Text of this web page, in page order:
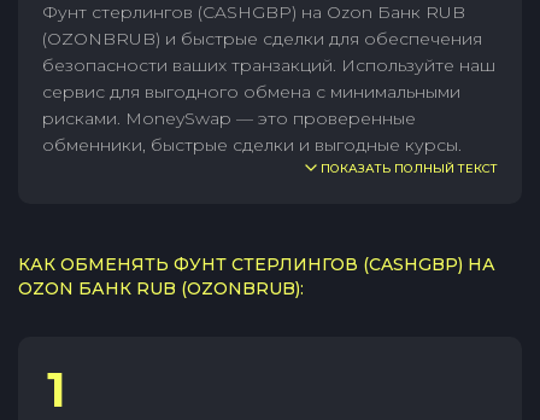
Фунт стерлингов (CASHGBP) на Ozon Банк RUB
(OZONBRUB) и быстрые сделки для обеспечения
безопасности ваших транзакций. Используйте наш
сервис для выгодного обмена с минимальными
рисками. MoneySwap — это проверенные
обменники, быстрые сделки и выгодные курсы.
ПОКАЗАТЬ ПОЛНЫЙ ТЕКСТ
КАК ОБМЕНЯТЬ ФУНТ СТЕРЛИНГОВ (CASHGBP) НА
OZON БАНК RUB (OZONBRUB):
1